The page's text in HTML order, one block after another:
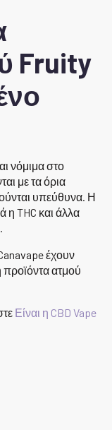
Fruity
νόμιμα στο
με τα όρια
υπεύθυνα. Η
η THC και άλλα
έχουν
ατμού
Είναι η CBD Vape